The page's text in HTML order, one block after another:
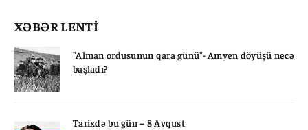
XƏBƏR LENTİ
"Alman ordusunun qara günü"- Amyen döyüşü necə
başladı?
Tarixdə bu gün – 8 Avqust